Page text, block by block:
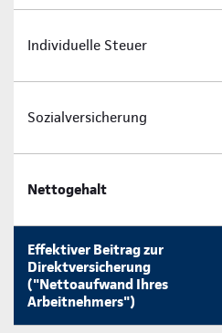
Individuelle Steuer
Sozialversicherung
Nettogehalt
Effektiver Beitrag zur
Direktversicherung
("Nettoaufwand Ihres
Arbeitnehmers")